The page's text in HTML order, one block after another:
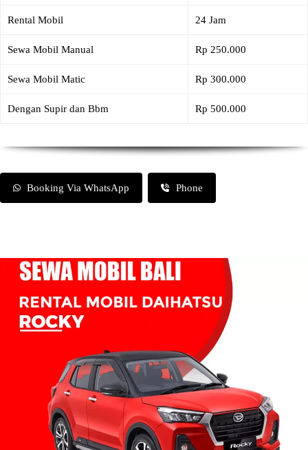
Rental Mobil 24 Jam
Sewa Mobil Manual Rp 250.000
Sewa Mobil Matic Rp 300.000
Dengan Supir dan Bbm Rp 500.000
Booking Via WhatsApp Phone